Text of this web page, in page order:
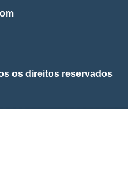
os direitos reservados